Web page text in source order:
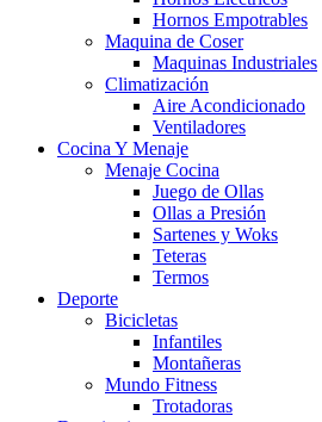
Hornos Empotrables
Maquina de Coser
Maquinas Industriales
Climatización
Aire Acondicionado
Ventiladores
Cocina Y Menaje
Menaje Cocina
Juego de Ollas
Ollas a Presión
Sartenes y Woks
Teteras
Termos
Deporte
Bicicletas
Infantiles
Montañeras
Mundo Fitness
Trotadoras